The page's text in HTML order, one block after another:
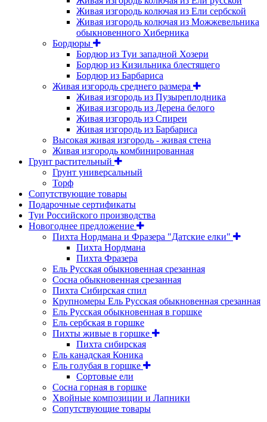
Живая изгородь колючая из Ели сербской
Живая изгородь колючая из Можжевельника
обыкновенного Хиберника
Бордюры
Бордюр из Туи западной Хозери
Бордюр из Кизильника блестящего
Бордюр из Барбариса
Живая изгородь среднего размера
Живая изгородь из Пузыреплодника
Живая изгородь из Дерена белого
Живая изгородь из Спиреи
Живая изгородь из Барбариса
Высокая живая изгородь - живая стена
Живая изгородь комбинированная
Грунт растительный
Грунт универсальный
Торф
Сопутствующие товары
Подарочные сертификаты
Туи Российского производства
Новогоднее предложение
Пихта Нордмана и Фразера "Датские елки"
Пихта Нордмана
Пихта Фразера
Ель Русская обыкновенная срезанная
Сосна обыкновенная срезанная
Пихта Сибирская спил
Крупномеры Ель Русская обыкновенная срезанная
Ель Русская обыкновенная в горшке
Ель сербская в горшке
Пихты живые в горшке
Пихта сибирская
Ель канадская Коника
Ель голубая в горшке
Сортовые ели
Сосна горная в горшке
Хвойные композиции и Лапники
Сопутствующие товары